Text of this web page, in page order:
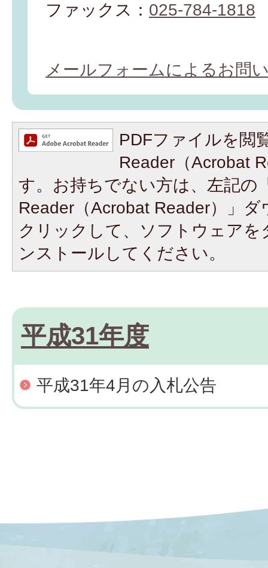
ファックス： 025-784-1818
メールフォームによるお問
PDFファイルを閲
Reader（Acrobat
す。お持ちでない方は、左記の
Reader（Acrobat Reader）」
クリックして、ソフトウェア
ンストールしてください。
平成31年度
平成31年4月の入札公告